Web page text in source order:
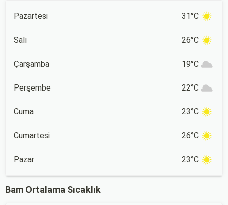
Pazartesi 31°C
Salı 26°C
Çarşamba 19°C
Perşembe 22°C
Cuma 23°C
Cumartesi 26°C
Pazar 23°C
Bam Ortalama Sıcaklık